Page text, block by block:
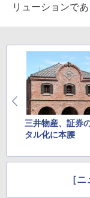
リューションであ
三井物産、証券
タル化に本腰
［